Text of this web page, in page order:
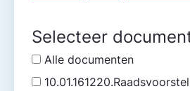
Selecteer
Alle documenten